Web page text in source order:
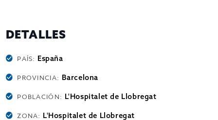
DETALLES
PAÍS: España
PROVINCIA: Barcelona
POBLACIÓN: L'Hospitalet de Llobregat
ZONA: L'Hospitalet de Llobregat